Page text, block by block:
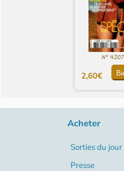
N°
2,60€
Acheter
Sorties du jour
Presse